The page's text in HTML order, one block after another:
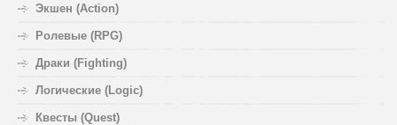
Экшен (Action)
Ролевые (RPG)
Драки (Fighting)
Логические (Logic)
Квесты (Quest)